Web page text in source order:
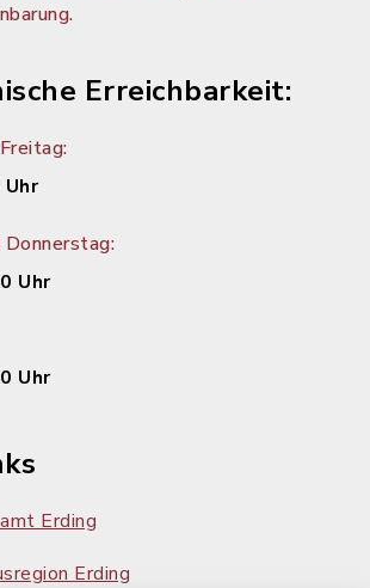
Erreichbarkeit:
Uhr
Uhr
Erding
Erding